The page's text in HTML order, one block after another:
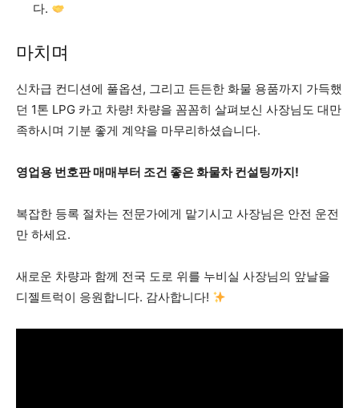
다.
마치며
신차급 컨디션에 풀옵션, 그리고 든든한 화물 용품까지 가득했
던 1톤 LPG 카고 차량! 차량을 꼼꼼히 살펴보신 사장님도 대만
족하시며 기분 좋게 계약을 마무리하셨습니다.
영업용 번호판 매매부터 조건 좋은 화물차 컨설팅까지!
복잡한 등록 절차는 전문가에게 맡기시고 사장님은 안전 운전
만 하세요.
새로운 차량과 함께 전국 도로 위를 누비실 사장님의 앞날을
디젤트럭이 응원합니다. 감사합니다!